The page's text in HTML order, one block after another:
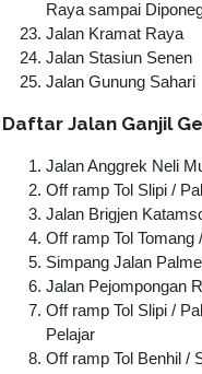
Raya sampai
Jalan Kramat Raya
Jalan Stasiun Senen
Jalan Gunung Sahari
Daftar Jalan Ganjil
Jalan Anggrek Neli
Off ramp Tol Slipi /
Jalan Brigjen
Off ramp Tol
Simpang Jalan
Jalan Pejompongan
Off ramp Tol Slipi /
Pelajar
Off ramp Tol Benhil /